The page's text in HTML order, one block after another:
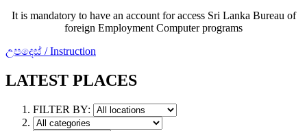
It is mandatory to have an account for access Sri Lanka Bureau of
foreign Employment Computer programs
උපදෙස් / Instruction
LATEST PLACES
FILTER BY: